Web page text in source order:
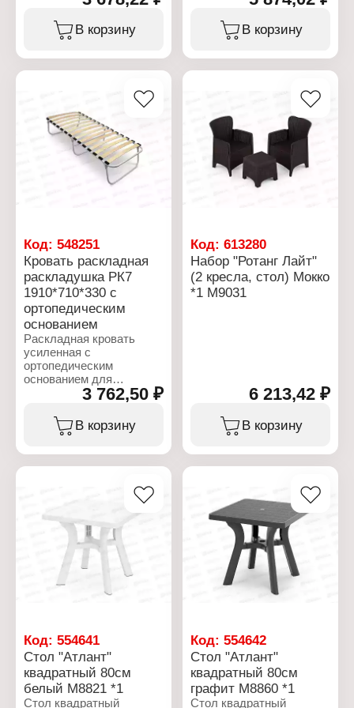
Размер в упаковке:
1120х600х140 мм
Максимальная нагрузка:
Цвет: каркаса – серый,
металлическая труба,
чехол – жаккард
Вес: 6,6 кг
раскладная
(раскладушка)
сложенном виде:
760х715х130 мм
В корзину В корзину
Код: 548251
Кровать раскладная
раскладушка РК7
1910*710*330 с
ортопедическим
основанием
Раскладная кровать
усиленная с
ортопедическим
основанием для
бытового использования
в домашних условиях и
отдыха на природе.
(раскладушка)
Модель: РК7
Габариты в разложенном
виде (ДхШхВ):
1910х710х330 мм
Габариты в сложенном
120 кг
Особенность: с
ортопедическим
основанием
Материал: металл,
дерево
3 762,50 ₽
В корзину
Код:613280
Набор "Ротанг Лайт"
(2 кресла, стол) Мокко
*1 М9031
6 213,42 ₽
В корзину
Код: 554641
Стол "Атлант"
квадратный 80см
белый М8821 *1
Стол квадратный
Код:554642
Стол "Атлант"
квадратный 80см
графит М8860 *1
Стол квадратный